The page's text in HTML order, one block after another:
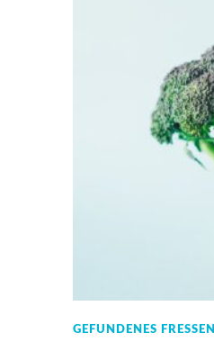
GEFUNDENES FRESSEN